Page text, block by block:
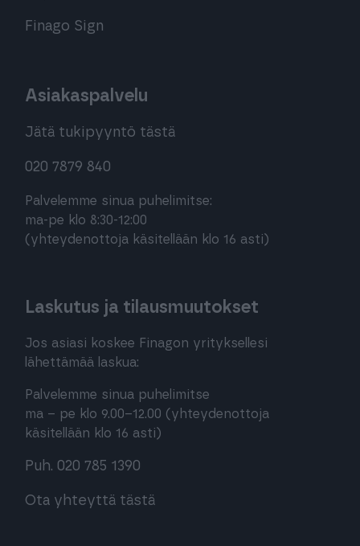
Finago Sign
Asiakaspalvelu
Jätä tukipyyntö tästä
020 7879 840
Palvelemme sinua puhelimitse:
ma-pe klo 8:30-12:00
(yhteydenottoja käsitellään klo 16 asti)
Laskutus ja tilausmuutokset
Jos asiasi koskee Finagon yrityksellesi
lähettämää laskua:
Palvelemme sinua puhelimitse
ma – pe klo 9.00–12.00 (yhteydenottoja
käsitellään klo 16 asti)
Puh. 020 785 1390
Ota yhteyttä tästä